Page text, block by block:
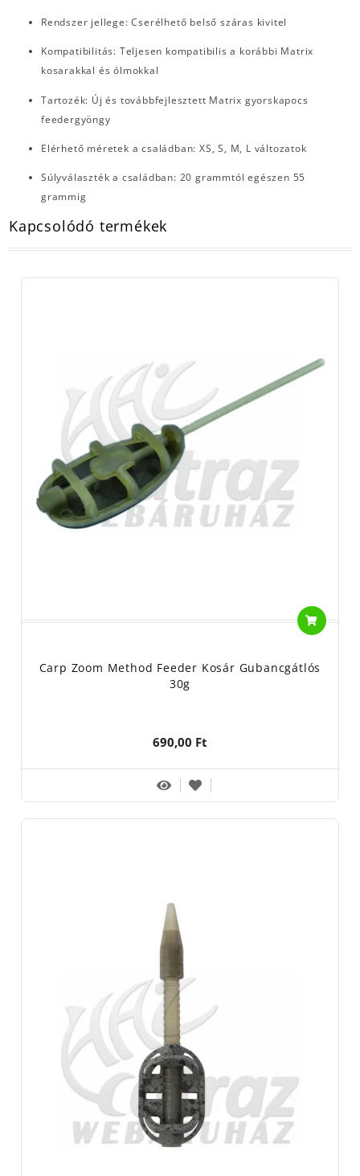
Rendszer jellege: Cserélhető belső száras kivitel
Kompatibilitás: Teljesen kompatibilis a korábbi Matrix
kosarakkal és ólmokkal
Tartozék: Új és továbbfejlesztett Matrix gyorskapocs
feedergyöngy
Elérhető méretek a családban: XS, S, M, L változatok
Súlyválaszték a családban: 20 grammtól egészen 55
grammig
Kapcsolódó termékek
Carp Zoom Method Feeder Kosár Gubancgátlós
30g
690,00 Ft